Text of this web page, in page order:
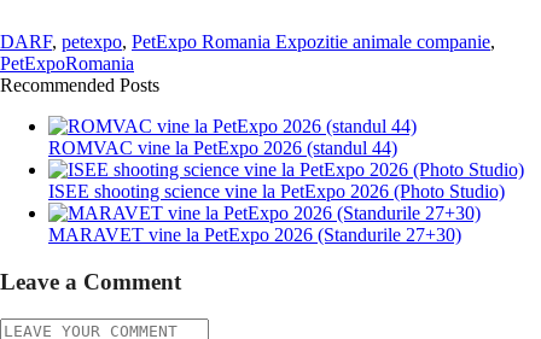
DARF, petexpo, PetExpo Romania Expozitie animale companie,
PetExpoRomania
Recommended Posts
ROMVAC vine la PetExpo 2026 (standul 44)
ISEE shooting science vine la PetExpo 2026 (Photo Studio)
MARAVET vine la PetExpo 2026 (Standurile 27+30)
Leave a Comment